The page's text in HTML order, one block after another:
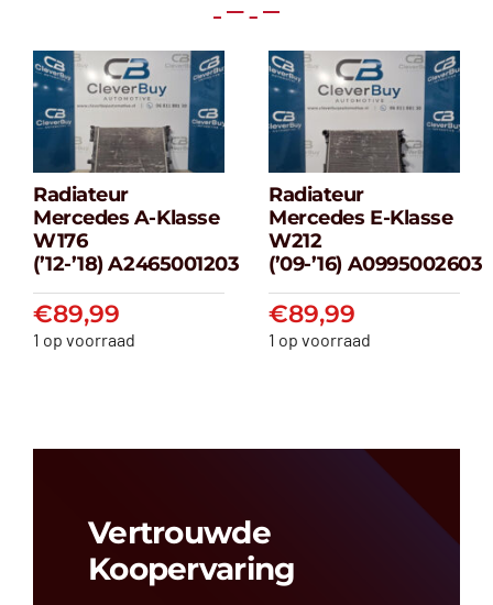
Radiateur
Mercedes A-
klasse W176
(’12-’18) A2465001203
€89,99
Radiateur
Mercedes A-Klasse
W176
(’12-’18) A2465001203
€89,99
1 op voorraad
Radiateur
Mercedes E-
klasse W212
(’09-’16)
€89,99
Radiateur
Mercedes E-Klasse
W212
(’09-’16) A0995002603
€89,99
1 op voorraad
Vertrouwde
Koopervaring